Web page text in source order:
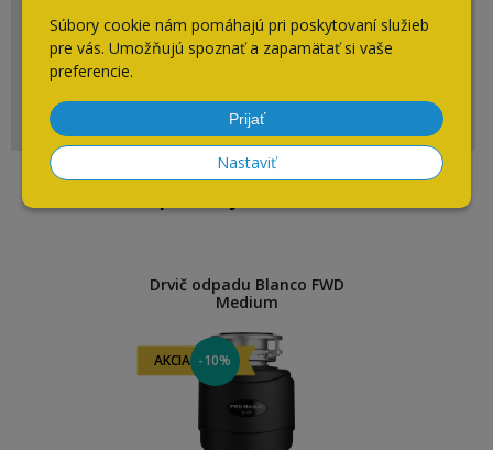
Súbory cookie nám pomáhajú pri poskytovaní služieb
pre vás. Umožňujú spoznať a zapamätať si vaše
preferencie.
Prijať
Nastaviť
Po-Pia: 7:30 - 16:00
eshop@cpsi.sk
Napíšte nám kedykoľvek
Drvič odpadu Blanco FWD
Medium
AKCIA -10%